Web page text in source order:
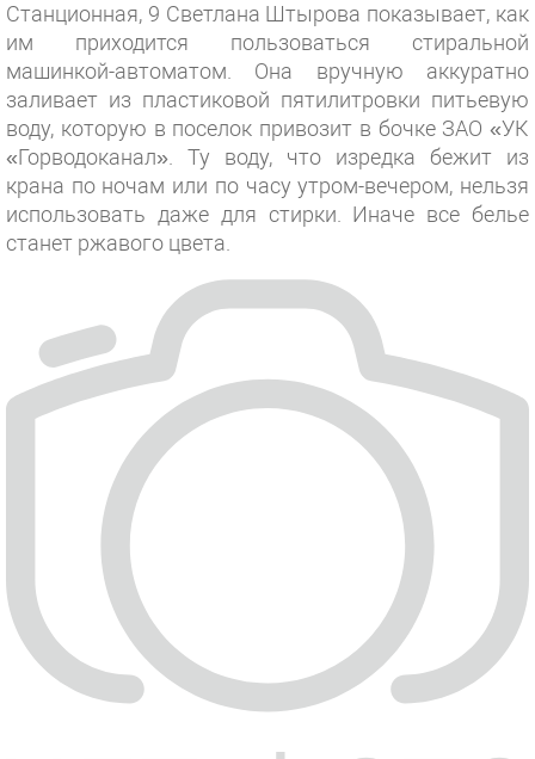
Станционная, 9 Светлана Штырова показывает, как
им приходится пользоваться стиральной
машинкой-автоматом. Она вручную аккуратно
заливает из пластиковой пятилитровки питьевую
воду, которую в поселок привозит в бочке ЗАО «УК
«Горводоканал». Ту воду, что изредка бежит из
крана по ночам или по часу утром-вечером, нельзя
использовать даже для стирки. Иначе все белье
станет ржавого цвета.